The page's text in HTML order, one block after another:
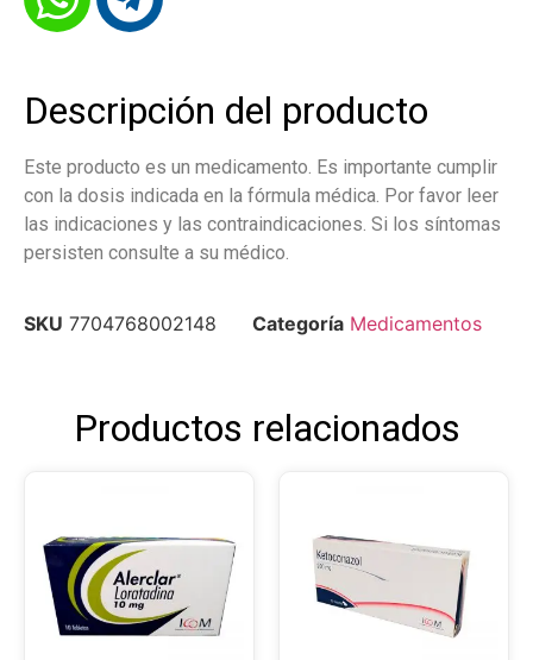
Descripción del producto
Este producto es un medicamento. Es importante cumplir
con la dosis indicada en la fórmula médica. Por favor leer
las indicaciones y las contraindicaciones. Si los síntomas
persisten consulte a su médico.
SKU 7704768002148 Categoría Medicamentos
Productos relacionados